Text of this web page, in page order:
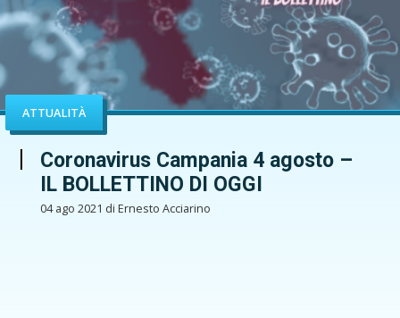
ATTUALITÀ
Coronavirus Campania 4 agosto –
IL BOLLETTINO DI OGGI
04 ago 2021 di Ernesto Acciarino